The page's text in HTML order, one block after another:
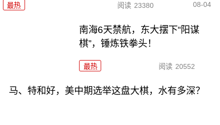
最热 阅读 23380 08-04
南海6天禁航，东大摆下“阳谋
棋”，锤炼铁拳头！
最热 阅读 20552
马、特和好，美中期选举这盘大棋，水有多深？